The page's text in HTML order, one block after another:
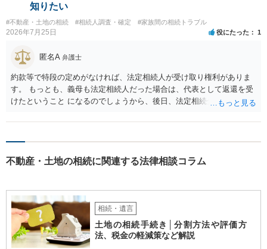
知りたい
#不動産・土地の相続 #相続人調査・確定 #家族間の相続トラブル
2026年7月25日 役にたった 1
匿名A 弁護士
約款等で特段の定めがなければ、法定相続人が受け取り権利がありま
す。 もっとも、義母も法定相続人だった場合は、代表として返還を受
けたということ になるのでしょうから、後日、法定相続分に基づいて
不動産・土地の相続に関連する法律相談コラム
相続・遺言
土地の相続手続き│分割方法や評価方
法、税金の軽減策など解説